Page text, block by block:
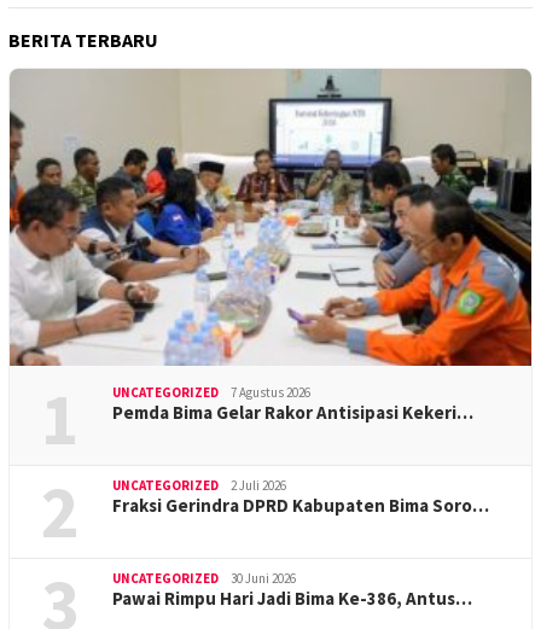
BERITA TERBARU
1 UNCATEGORIZED 7 Agustus 2026
Pemda Bima Gelar Rakor Antisipasi Kekeri…
2 UNCATEGORIZED 2 Juli 2026
Fraksi Gerindra DPRD Kabupaten Bima Soro…
3 UNCATEGORIZED 30 Juni 2026
Pawai Rimpu Hari Jadi Bima Ke-386, Antus…